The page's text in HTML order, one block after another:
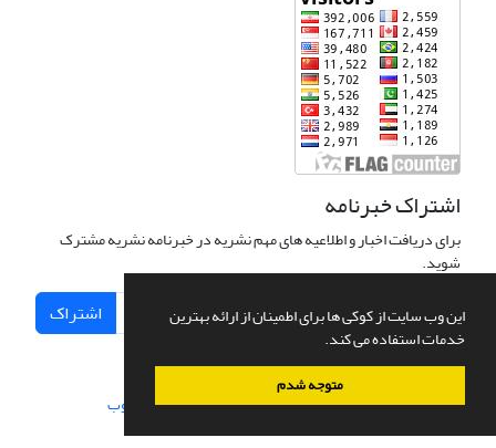
این وب سایت از کوکی ها برای اطمینان از ارائه بهترین
خدمات استفاده می کند.
متوجه شدم
اشتراک خبرنامه
برای دریافت اخبار و اطلاعیه های مهم نشریه در خبرنامه نشریه مشترک
شوید.
اشتراک
سامانه مدیریت نشریات علمی.طراحی و پیاده سازی از سیناوب